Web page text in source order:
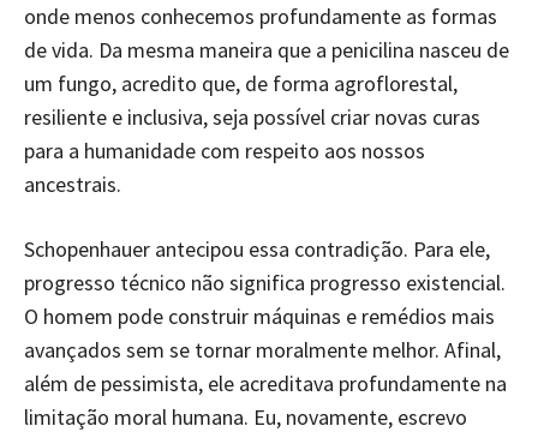
onde menos conhecemos profundamente as formas
de vida. Da mesma maneira que a penicilina nasceu de
um fungo, acredito que, de forma agroflorestal,
resiliente e inclusiva, seja possível criar novas curas
para a humanidade com respeito aos nossos
ancestrais.
Schopenhauer antecipou essa contradição. Para ele,
progresso técnico não significa progresso existencial.
O homem pode construir máquinas e remédios mais
avançados sem se tornar moralmente melhor. Afinal,
além de pessimista, ele acreditava profundamente na
limitação moral humana. Eu, novamente, escrevo